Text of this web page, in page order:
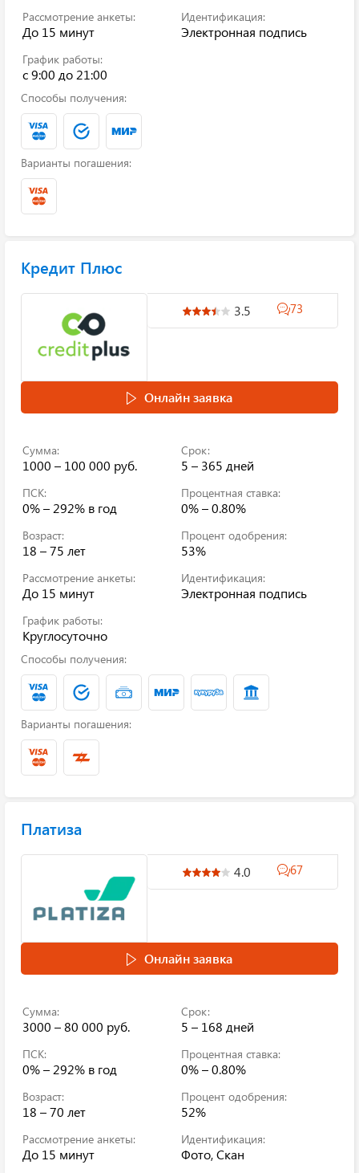
Рассмотрение анкеты:
До 15 минут
Идентификация:
Электронная подпись
График работы:
c 9:00 до 21:00
Способы получения:
Варианты погашения:
Кредит Плюс
3.5 73
Онлайн заявка
Сумма:
1000 – 100 000 руб.
Срок:
5 – 365 дней
ПСК:
0% – 292% в год
Процентная ставка:
0% – 0.80%
Возраст:
18 – 75 лет
Процент одобрения:
53%
Рассмотрение анкеты:
До 15 минут
Идентификация:
Электронная подпись
График работы:
Круглосуточно
Способы получения:
Варианты погашения:
Платиза
4.0 67
Онлайн заявка
Сумма:
3000 – 80 000 руб.
Срок:
5 – 168 дней
ПСК:
0% – 292% в год
Процентная ставка:
0% – 0.80%
Возраст:
18 – 70 лет
Процент одобрения:
52%
Рассмотрение анкеты:
До 15 минут
Идентификация:
Фото, Скан